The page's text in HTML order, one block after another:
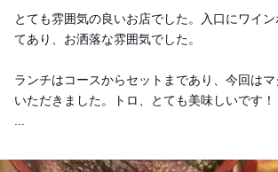
とても雰囲気の良いお店でした。入口にワイ
てあり、お洒落な雰囲気でした。
ランチはコースからセットまであり、今回は
いただきました。トロ、とても美味しいです！